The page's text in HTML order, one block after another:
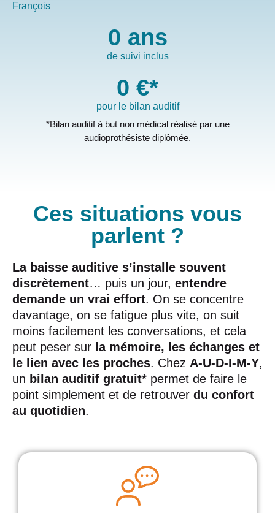
François
de suivi inclus
0 ans
pour le bilan auditif
0 €*
*Bilan auditif à but non médical réalisé par une
audioprothésiste diplômée.
Ces situations vous
parlent ?
La baisse auditive s’installe souvent
discrètement… puis un jour, entendre
demande un vrai effort. On se concentre
davantage, on se fatigue plus vite, on suit
moins facilement les conversations, et cela
peut peser sur la mémoire, les échanges et
le lien avec les proches. Chez A-U-D-I-M-Y,
un bilan auditif gratuit* permet de faire le
point simplement et de retrouver du confort
au quotidien.